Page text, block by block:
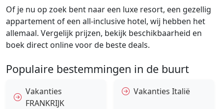
Of je nu op zoek bent naar een luxe resort, een gezellig
appartement of een all-inclusive hotel, wij hebben het
allemaal. Vergelijk prijzen, bekijk beschikbaarheid en
boek direct online voor de beste deals.
Populaire bestemmingen in de buurt
Vakanties
FRANKRIJK
Vakanties Italië